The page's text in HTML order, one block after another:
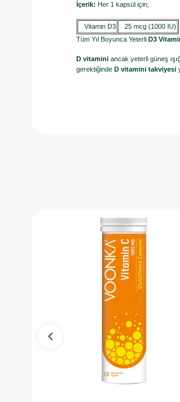
İçerik: Her 1 kapsül için;
Vitamin D3
25 mcg (1000 IU)
Tüm Yıl Boyunca Yeterli D3
D vitamini ancak yeterli güneş
gerektiğinde D vitamini takviyesi